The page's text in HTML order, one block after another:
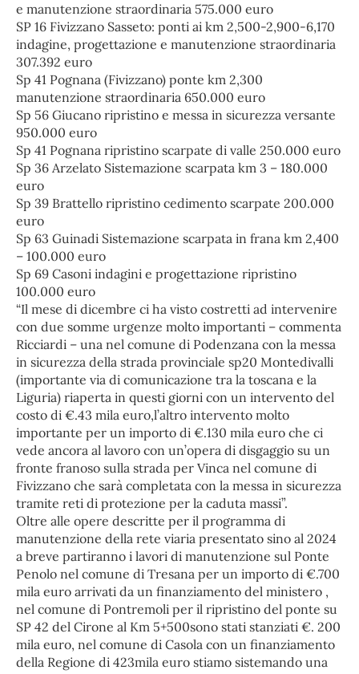
e manutenzione straordinaria 575.000 euro
SP 16 Fivizzano Sasseto: ponti ai km 2,500-2,900-6,170
indagine, progettazione e manutenzione straordinaria
307.392 euro
Sp 41 Pognana (Fivizzano) ponte km 2,300
manutenzione straordinaria 650.000 euro
Sp 56 Giucano ripristino e messa in sicurezza versante
950.000 euro
Sp 41 Pognana ripristino scarpate di valle 250.000 euro
Sp 36 Arzelato Sistemazione scarpata km 3 – 180.000
euro
Sp 39 Brattello ripristino cedimento scarpate 200.000
euro
Sp 63 Guinadi Sistemazione scarpata in frana km 2,400
– 100.000 euro
Sp 69 Casoni indagini e progettazione ripristino
100.000 euro
“Il mese di dicembre ci ha visto costretti ad intervenire
con due somme urgenze molto importanti – commenta
Ricciardi – una nel comune di Podenzana con la messa
in sicurezza della strada provinciale sp20 Montedivalli
(importante via di comunicazione tra la toscana e la
Liguria) riaperta in questi giorni con un intervento del
costo di €.43 mila euro,l’altro intervento molto
importante per un importo di €.130 mila euro che ci
vede ancora al lavoro con un’opera di disgaggio su un
fronte franoso sulla strada per Vinca nel comune di
Fivizzano che sarà completata con la messa in sicurezza
tramite reti di protezione per la caduta massi”.
Oltre alle opere descritte per il programma di
manutenzione della rete viaria presentato sino al 2024
a breve partiranno i lavori di manutenzione sul Ponte
Penolo nel comune di Tresana per un importo di €.700
mila euro arrivati da un finanziamento del ministero ,
nel comune di Pontremoli per il ripristino del ponte su
SP 42 del Cirone al Km 5+500sono stati stanziati €. 200
mila euro, nel comune di Casola con un finanziamento
della Regione di 423mila euro stiamo sistemando una